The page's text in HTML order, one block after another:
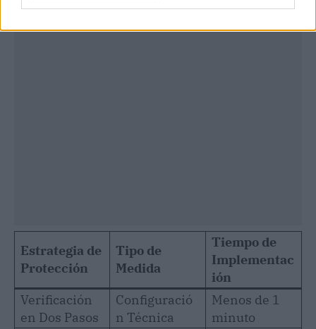
Estrategia de
Protección
Tipo de
Medida
Tiempo de
Implementac
ión
Verificación
en Dos Pasos
Configuració
n Técnica
Menos de 1
minuto